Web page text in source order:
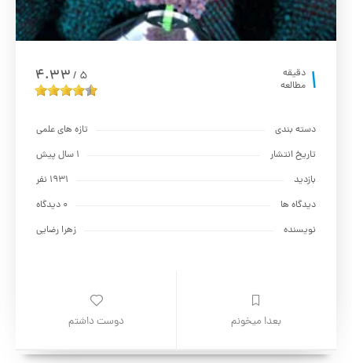
1 دقیقه
مطالعه
5
/
4.33
دسته بندی
تازه های علمی
تاریخ انتشار
1 سال پیش
بازدید
1931 نفر
دیدگاه ها
0 دیدگاه
نویسنده
زهرا رضایی
بعدا میخونم دوست داشتم